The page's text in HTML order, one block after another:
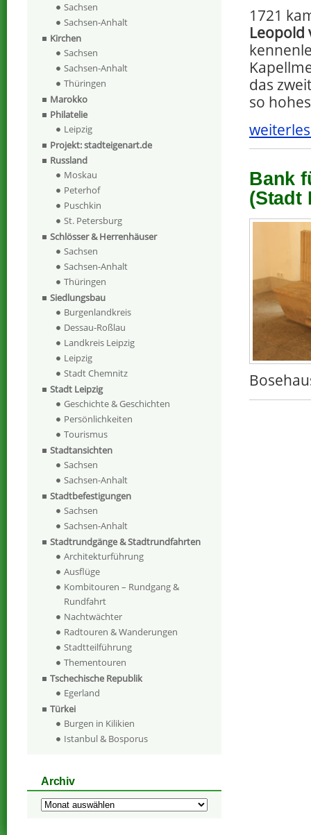
1721
Leopold
das
so
Bank
(Stadt
Sachsen
Sachsen-Anhalt
Kirchen
Sachsen
Sachsen-Anhalt
Thüringen
Marokko
Philatelie
Leipzig
Projekt: stadteigenart.de
Russland
Moskau
Peterhof
Puschkin
St. Petersburg
Schlösser & Herrenhäuser
Sachsen
Sachsen-Anhalt
Thüringen
Siedlungsbau
Burgenlandkreis
Dessau-Roßlau
Landkreis Leipzig
Leipzig
Stadt Chemnitz
Stadt Leipzig
Geschichte & Geschichten
Persönlichkeiten
Tourismus
Stadtansichten
Sachsen
Sachsen-Anhalt
Stadtbefestigungen
Sachsen
Sachsen-Anhalt
Stadtrundgänge & Stadtrundfahrten
Architekturführung
Ausflüge
Kombitouren – Rundgang &
Rundfahrt
Nachtwächter
Radtouren & Wanderungen
Stadtteilführung
Thementouren
Tschechische Republik
Egerland
Türkei
Burgen in Kilikien
Istanbul & Bosporus
Archiv
Archiv